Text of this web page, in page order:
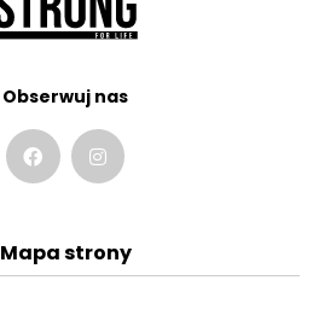
Obserwuj nas
Mapa strony